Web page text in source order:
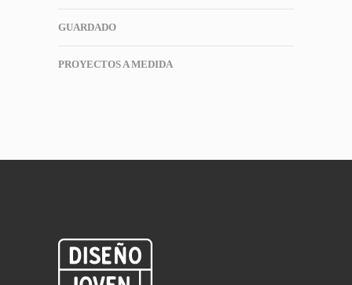
GUARDADO
PROYECTOS A MEDIDA